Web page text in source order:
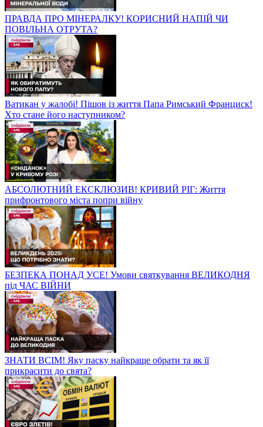
ПРАВДА ПРО МІНЕРАЛКУ! КОРИСНИЙ НАПІЙ ЧИ
ПОВІЛЬНА ОТРУТА?
Ватикан у жалобі! Пішов із життя Папа Римський Франциск!
Хто стане його наступником?
АБСОЛЮТНИЙ ЕКСКЛЮЗИВ! КРИВИЙ РІГ: Життя
прифронтового міста попри війну
БЕЗПЕКА ПОНАД УСЕ! Умови святкування ВЕЛИКОДНЯ
під ЧАС ВІЙНИ
ЗНАТИ ВСІМ! Яку паску найкраще обрати та як її
прикрасити до свята?